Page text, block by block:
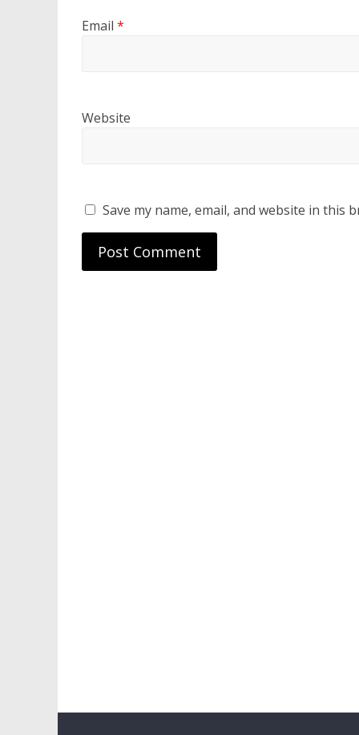
Email *
Website
Save my name, email, and website in this